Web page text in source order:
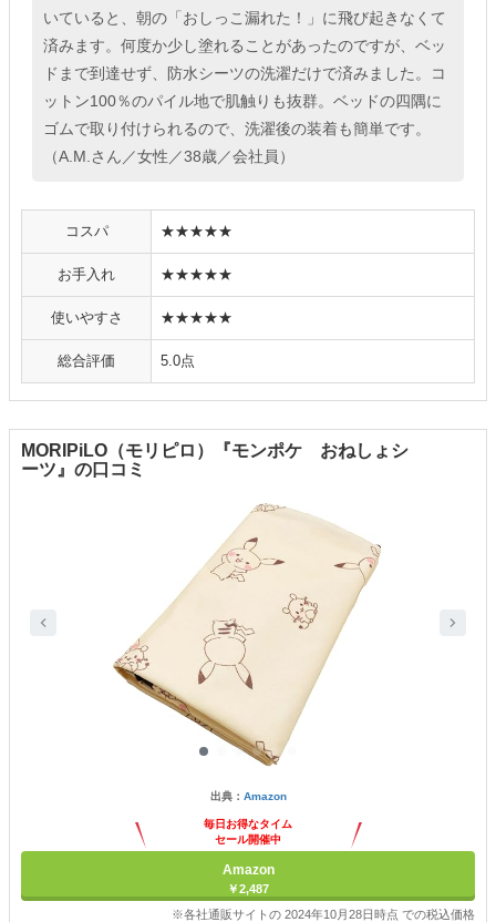
いていると、朝の「おしっこ漏れた！」に飛び起きなくて
済みます。何度か少し塗れることがあったのですが、ベッ
ドまで到達せず、防水シーツの洗濯だけで済みました。コ
ットン100％のパイル地で肌触りも抜群。ベッドの四隅に
ゴムで取り付けられるので、洗濯後の装着も簡単です。
（A.M.さん／女性／38歳／会社員）
コスパ ★★★★★
お手入れ ★★★★★
使いやすさ ★★★★★
総合評価 5.0点
MORIPiLO（モリピロ）『モンポケ おねしょシ
ーツ』の口コミ
出典： Amazon
毎日お得なタイム
セール開催中
Amazon
￥2,487
※各社通販サイトの 2024年10月28日時点 での税込価格